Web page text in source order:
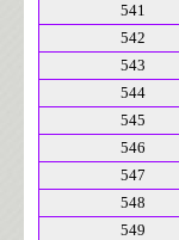
541
542
543
544
545
546
547
548
549